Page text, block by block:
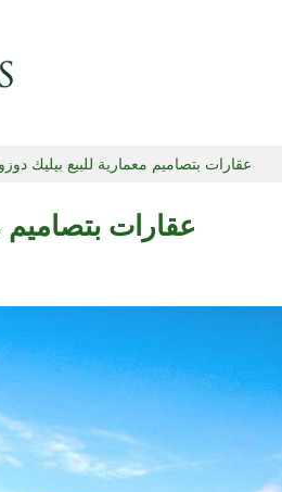
عقارات بتصاميم معمارية للبيع بيليك دوزو
عقارات بتصاميم